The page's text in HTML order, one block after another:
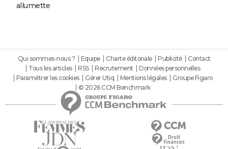
allumette
Qui sommes-nous ? Equipe Charte éditoriale Publicité
Contact
Tous les articles
RSS Recrutement
Données personnelles
Paramétrer les cookies
Gérer Utiq Mentions légales
Groupe Figaro
© 2026 CCM Benchmark